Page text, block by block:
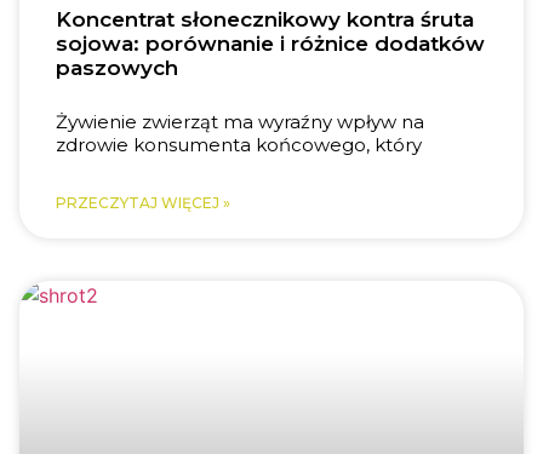
Koncentrat słonecznikowy kontra śruta
sojowa: porównanie i różnice dodatków
paszowych
Żywienie zwierząt ma wyraźny wpływ na
zdrowie konsumenta końcowego, który
PRZECZYTAJ WIĘCEJ »